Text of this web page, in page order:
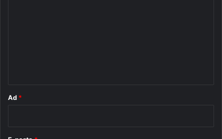
Ad *